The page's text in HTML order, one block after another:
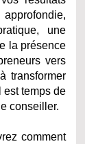
une
la présence
vers
transformer
est temps de
conseiller.
comment